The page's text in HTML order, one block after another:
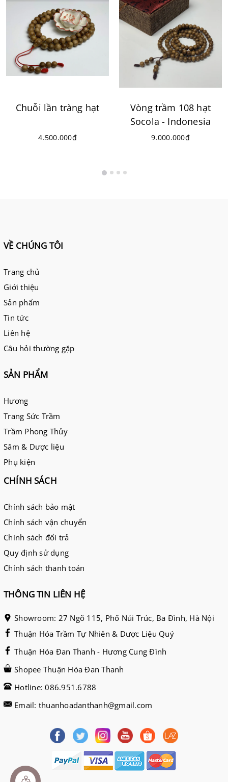
Chuỗi lần tràng hạt
4.500.000₫
Vòng trầm 108 hạt
Socola - Indonesia
9.000.000₫
VỀ CHÚNG TÔI
Trang chủ
Giới thiệu
Sản phẩm
Tin tức
Liên hệ
Câu hỏi thường gặp
SẢN PHẨM
Hương
Trang Sức Trầm
Trầm Phong Thủy
Sâm & Dược liệu
Phụ kiện
CHÍNH SÁCH
Chính sách bảo mật
Chính sách vận chuyển
Chính sách đổi trả
Quy định sử dụng
Chính sách thanh toán
THÔNG TIN LIÊN HỆ
Showroom: 27 Ngõ 115, Phố Núi Trúc, Ba Đình, Hà Nội
Thuận Hóa Trầm Tự Nhiên & Dược Liệu Quý
Thuận Hóa Đan Thanh - Hương Cung Đình
Shopee Thuận Hóa Đan Thanh
Hotline: 086.951.6788
Email: thuanhoadanthanh@gmail.com